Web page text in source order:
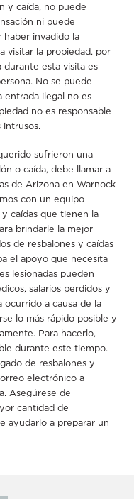
y caída, no puede
ni puede
haber invadido la
visitar la propiedad, por
durante esta visita es
No se puede
entrada ilegal no es
no es responsable
sufrieron una
o caída, debe llamar a
de Arizona en Warnock
con un equipo
caídas que tienen la
brindarle la mejor
de resbalones y caídas
el apoyo que necesita
lesionadas pueden
salarios perdidos y
a causa de la
lo más rápido posible y
Para hacerlo,
durante este tiempo.
de resbalones y
electrónico a
Asegúrese de
cantidad de
ayudarlo a preparar un